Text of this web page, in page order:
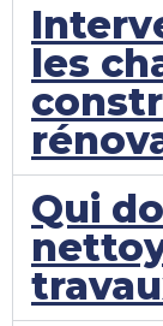
les
Qui